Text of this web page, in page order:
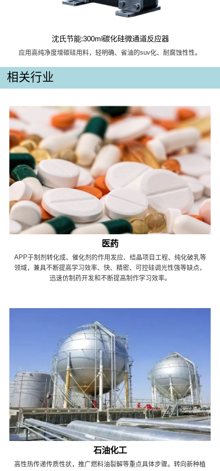
沈氏节能:300ml碳化硅微通道反应器
应用高纯净度增碳硅用料，轻明确、省油的suv化、耐腐蚀性性。
相关行业
医药
APP于制剂转化成、催化剂的作用发应、结晶项目工程、纯化破乳等
领域，兼具不断提高学习效率、快、精密、可控硅调光性强等缺点，
迅速仿制药开发和不断提高制作学习效率。
石油化工
高性热传递传质性状，推广燃料油裂解等重点具体步骤。转向新种植